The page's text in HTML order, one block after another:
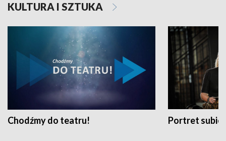
KULTURA I SZTUKA
Chodźmy do teatru! Portret